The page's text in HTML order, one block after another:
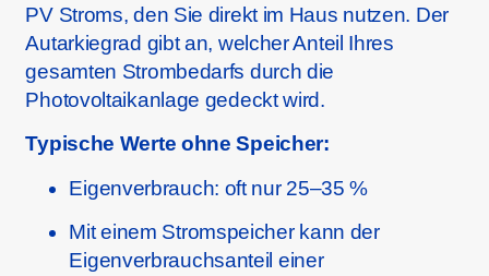
PV Stroms, den Sie direkt im Haus nutzen. Der
Autarkiegrad gibt an, welcher Anteil Ihres
gesamten Strombedarfs durch die
Photovoltaikanlage gedeckt wird.
Typische Werte ohne Speicher:
Eigenverbrauch: oft nur 25–35 %
Mit einem Stromspeicher kann der
Eigenverbrauchsanteil einer